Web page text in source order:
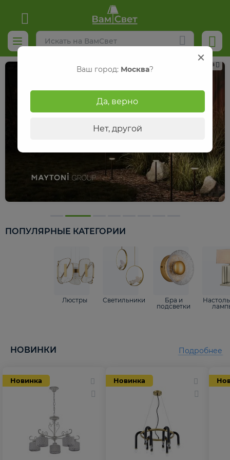
Реклама
ПОПУЛЯРНЫЕ КАТЕГОРИИ
Люстры Светильники
Бра и
подсветки
НОВИНКИ
Новинка Новинка
Подробнее
Ваш город: Москва?
Да, верно
Нет, другой